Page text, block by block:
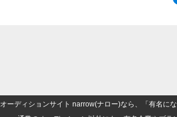
オーディションサイト narrow(ナロー)なら、「有名に